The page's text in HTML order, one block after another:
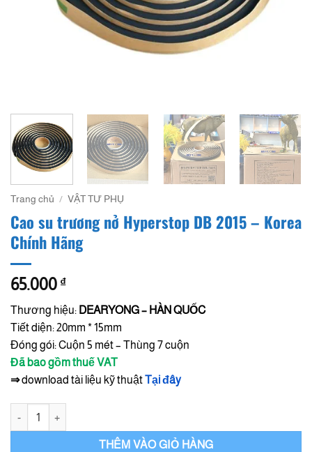
Trang chủ / VẬT TƯ PHỤ
Cao su trương nở Hyperstop DB 2015 – Korea
Chính Hãng
65.000 ₫
Thương hiệu: DEARYONG – HÀN QUỐC
Tiết diện: 20mm * 15mm
Đóng gói: Cuộn 5 mét – Thùng 7 cuộn
Đã bao gồm thuế VAT
⇒download tài liệu kỹ thuậtTại đây
THÊM VÀO GIỎ HÀNG